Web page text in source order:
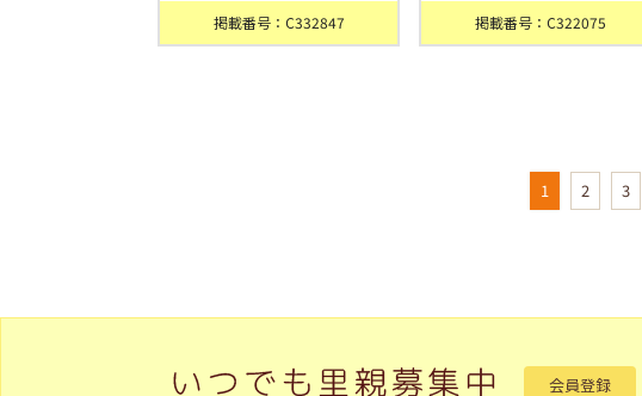
掲載番号：C332847 掲載番号：C322075
1
2 3
会員登録